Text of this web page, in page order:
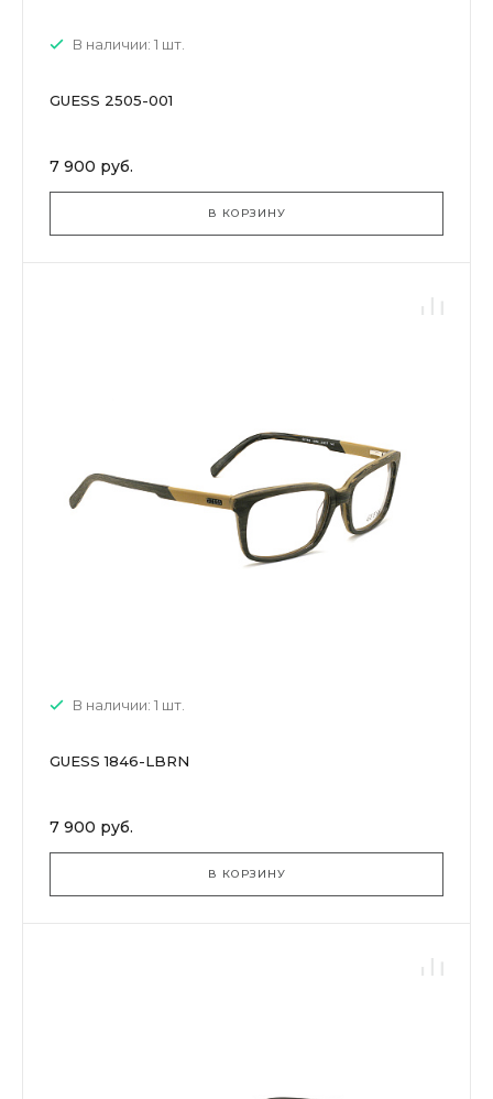
В наличии: 1 шт.
GUESS 2505-001
7 900 руб.
В КОРЗИНУ
В наличии: 1 шт.
GUESS 1846-LBRN
7 900 руб.
В КОРЗИНУ